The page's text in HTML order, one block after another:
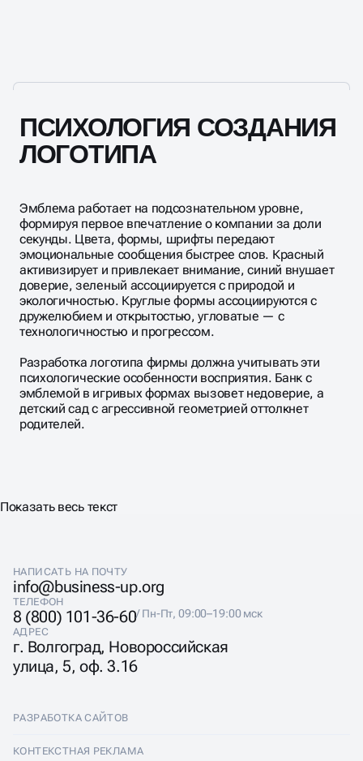
ПСИХОЛОГИЯ СОЗДАНИЯ
ЛОГОТИПА
Эмблема работает на подсознательном уровне,
формируя первое впечатление о компании за доли
секунды. Цвета, формы, шрифты передают
эмоциональные сообщения быстрее слов. Красный
активизирует и привлекает внимание, синий внушает
доверие, зеленый ассоциируется с природой и
экологичностью. Круглые формы ассоциируются с
дружелюбием и открытостью, угловатые — с
технологичностью и прогрессом.
Разработка логотипа фирмы должна учитывать эти
психологические особенности восприятия. Банк с
эмблемой в игривых формах вызовет недоверие, а
детский сад с агрессивной геометрией оттолкнет
родителей.
Показать весь текст
НАПИСАТЬ НА ПОЧТУ
info@business-up.org
ТЕЛЕФОН
8 (800) 101-36-60/ Пн-Пт, 09:00–19:00 мск
АДРЕС
г. Волгоград, Новороссийская
улица, 5, оф. 3.16
РАЗРАБОТКА САЙТОВ
Разработка сайтов
КОНТЕКСТНАЯ РЕКЛАМА